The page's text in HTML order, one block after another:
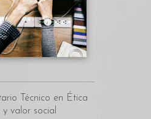
Técnico en Ética
valor social